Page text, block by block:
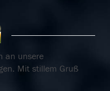
an unsere
Mit stillem Gruß